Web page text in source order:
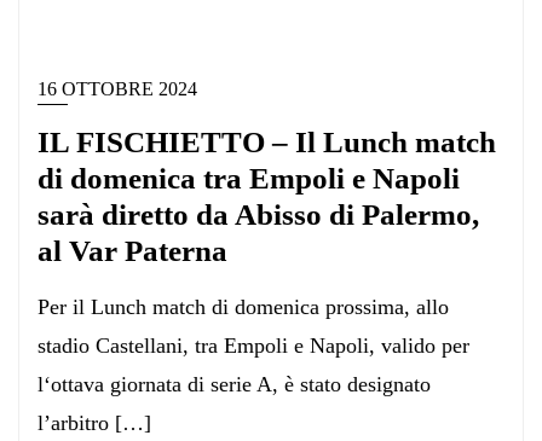
16 OTTOBRE 2024
IL FISCHIETTO – Il Lunch match
di domenica tra Empoli e Napoli
sarà diretto da Abisso di Palermo,
al Var Paterna
Per il Lunch match di domenica prossima, allo
stadio Castellani, tra Empoli e Napoli, valido per
l‘ottava giornata di serie A, è stato designato
l’arbitro […]